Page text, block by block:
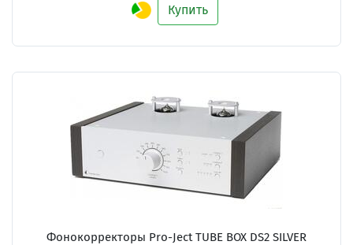
Купить
Фонокорректоры Pro-Ject TUBE BOX DS2 SILVER